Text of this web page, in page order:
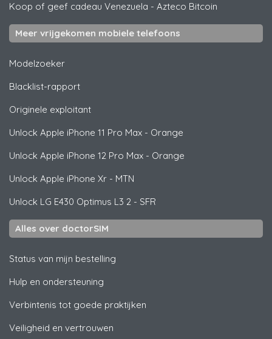
Koop of geef cadeau Venezuela - Azteco Bitcoin
Meer vrijgekomen mobiele telefoons
Modelzoeker
Blacklist-rapport
Originele exploitant
Unlock Apple iPhone 11 Pro Max - Orange
Unlock Apple iPhone 12 Pro Max - Orange
Unlock Apple iPhone Xr - MTN
Unlock LG E430 Optimus L3 2 - SFR
Alles over doctorSIM
Status van mijn bestelling
Hulp en ondersteuning
Verbintenis tot goede praktijken
Veiligheid en vertrouwen